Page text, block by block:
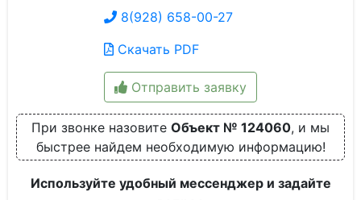
8(928) 658-00-27
Скачать PDF
Отправить заявку
При звонке назовите Объект № 124060, и мы
быстрее найдем необходимую информацию!
Используйте удобный мессенджер и задайте